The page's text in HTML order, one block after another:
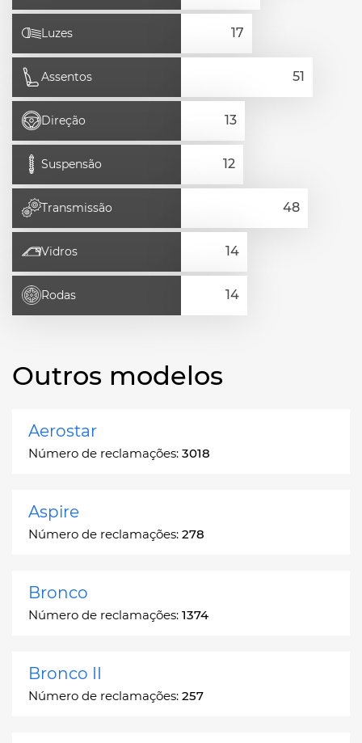
Luzes
Assentos
Direção
Suspensão
Transmissão
Vidros
Rodas
Outros modelos
Aerostar
Número de reclamações: 3018
Aspire
Número de reclamações: 278
Bronco
Número de reclamações: 1374
Bronco II
Número de reclamações: 257